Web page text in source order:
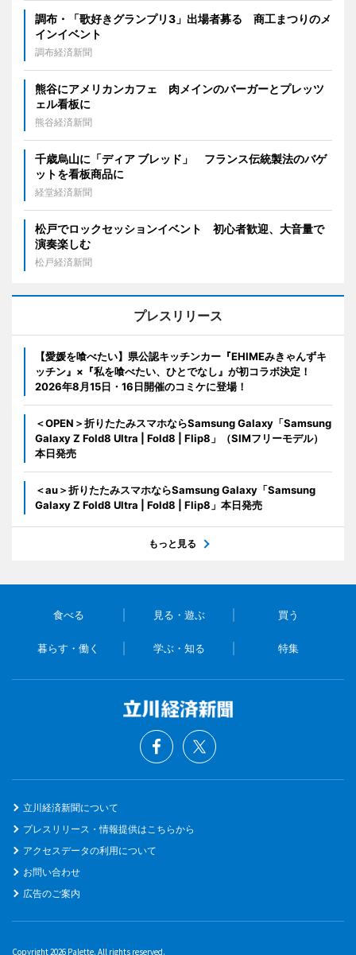
調布・「歌好きグランプリ3」出場者募る 商工まつりのメ
インイベント
調布経済新聞
熊谷にアメリカンカフェ 肉メインのバーガーとプレッツ
ェル看板に
熊谷経済新聞
千歳烏山に「ディア ブレッド」 フランス伝統製法のバゲ
ットを看板商品に
経堂経済新聞
松戸でロックセッションイベント 初心者歓迎、大音量で
演奏楽しむ
松戸経済新聞
プレスリリース
【愛媛を喰べたい】県公認キッチンカー『EHIMEみきゃんずキ
ッチン』×『私を喰べたい、ひとでなし』が初コラボ決定！
2026年8月15日・16日開催のコミケに登場！
＜OPEN＞折りたたみスマホならSamsung Galaxy「Samsung
Galaxy Z Fold8 Ultra | Fold8 | Flip8」（SIMフリーモデル）
本日発売
＜au＞折りたたみスマホならSamsung Galaxy「Samsung
Galaxy Z Fold8 Ultra | Fold8 | Flip8」本日発売
もっと見る
食べる 見る・遊ぶ 買う
暮らす・働く 学ぶ・知る 特集
立川経済新聞について
プレスリリース・情報提供はこちらから
アクセスデータの利用について
お問い合わせ
広告のご案内
Copyright 2026 Palette. All rights reserved.